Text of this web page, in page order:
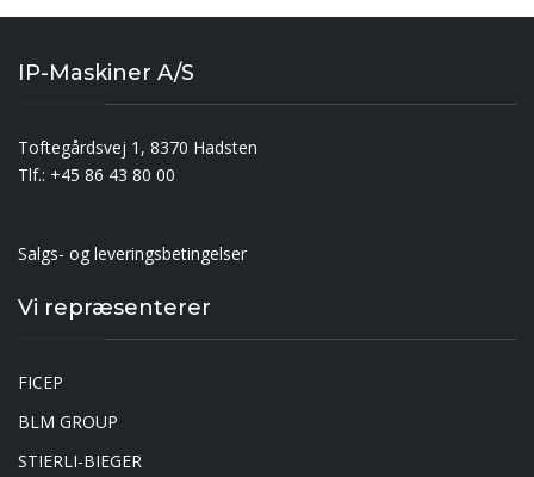
IP-Maskiner A/S
Toftegårdsvej 1, 8370 Hadsten
Tlf.: +45 86 43 80 00
Salgs- og leveringsbetingelser
Vi repræsenterer
FICEP
BLM GROUP
STIERLI-BIEGER